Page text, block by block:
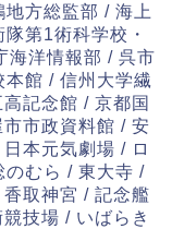
方総監部 / 海上
第1術科学校・
海洋情報部 / 呉市
館 / 信州大学繊
記念館 / 京都国
市政資料館 / 安
本元気劇場 / ロ
のむら / 東大寺 /
取神宮 / 記念艦
技場 / いばらき